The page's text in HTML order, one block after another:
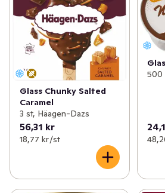
Glass Chunky Salted
Caramel
3 st, Häagen-Dazs
56,31 kr
18,77 kr /st
500